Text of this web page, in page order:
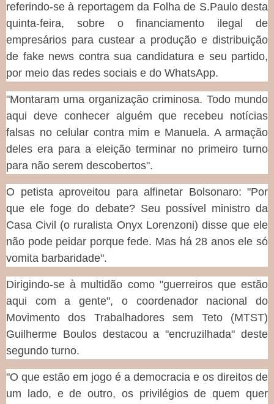
referindo-se à reportagem da Folha de S.Paulo desta
quinta-feira, sobre o financiamento ilegal de
empresários para custear a produção e distribuição
de fake news contra sua candidatura e seu partido,
por meio das redes sociais e do WhatsApp.
"Montaram uma organização criminosa. Todo mundo
aqui deve conhecer alguém que recebeu notícias
falsas no celular contra mim e Manuela. A armação
deles era para a eleição terminar no primeiro turno
para não serem descobertos".
O petista aproveitou para alfinetar Bolsonaro: "Por
que ele foge do debate? Seu possível ministro da
Casa Civil (o ruralista Onyx Lorenzoni) disse que ele
não pode peidar porque fede. Mas há 28 anos ele só
vomita barbaridade".
Dirigindo-se à multidão como "guerreiros que estão
aqui com a gente", o coordenador nacional do
Movimento dos Trabalhadores sem Teto (MTST)
Guilherme Boulos destacou a "encruzilhada" deste
segundo turno.
"O que estão em jogo é a democracia e os direitos de
um lado, e de outro, os privilégios de quem quer